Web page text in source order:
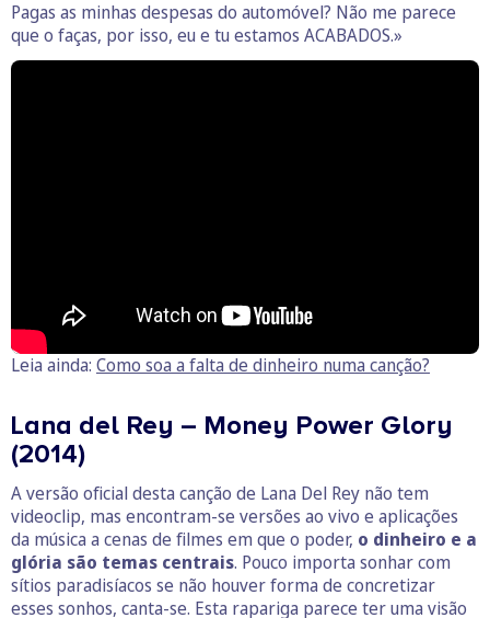
Pagas as minhas despesas do automóvel? Não me parece
que o faças, por isso, eu e tu estamos ACABADOS.»
Leia ainda: Como soa a falta de dinheiro numa canção?
Lana del Rey – Money Power Glory
(2014)
A versão oficial desta canção de Lana Del Rey não tem
videoclip, mas encontram-se versões ao vivo e aplicações
da música a cenas de filmes em que o poder, o dinheiro e a
glória são temas centrais. Pouco importa sonhar com
sítios paradisíacos se não houver forma de concretizar
esses sonhos, canta-se. Esta rapariga parece ter uma visão